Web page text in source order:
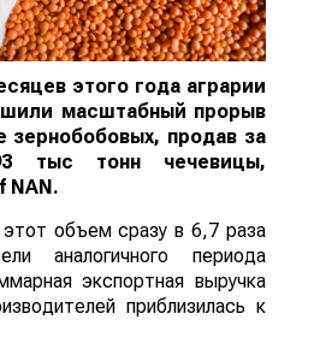
этого года аграрии
масштабный прорыв
зернобобовых, продав за
тыс тонн чечевицы,
NAN.
объем сразу в 6,7 раза
аналогичного периода
экспортная выручка
приблизилась к